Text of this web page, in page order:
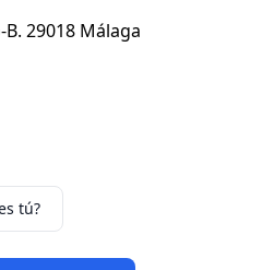
29018 Málaga
tú?